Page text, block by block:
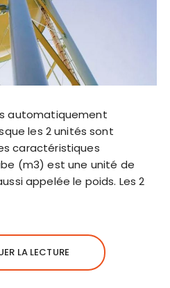
automatiquement
les 2 unités sont
caractéristiques
(m3) est une unité de
appelée le poids. Les 2
LA LECTURE